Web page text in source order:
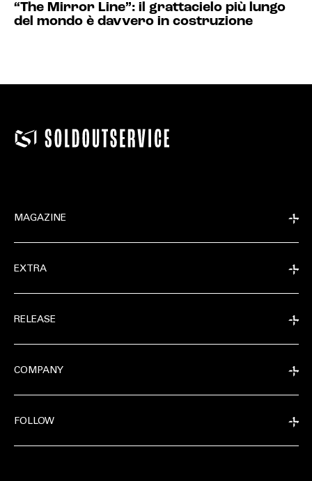
“The Mirror Line”: il grattacielo più lungo
del mondo è davvero in costruzione
MAGAZINE
EXTRA
RELEASE
COMPANY
FOLLOW